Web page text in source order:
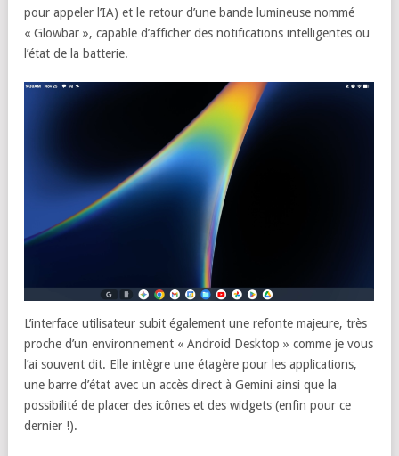
pour appeler l’IA) et le retour d’une bande lumineuse nommé
« Glowbar », capable d’afficher des notifications intelligentes ou
l’état de la batterie.
L’interface utilisateur subit également une refonte majeure, très
proche d’un environnement « Android Desktop » comme je vous
l’ai souvent dit. Elle intègre une étagère pour les applications,
une barre d’état avec un accès direct à Gemini ainsi que la
possibilité de placer des icônes et des widgets (enfin pour ce
dernier !).